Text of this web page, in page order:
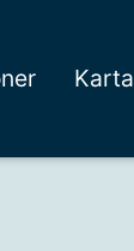
Karta